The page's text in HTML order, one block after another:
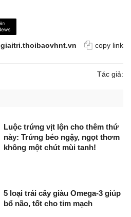
giaitri.thoibaovhnt.vn copy link
Tác giả:
Luộc trứng vịt lộn cho thêm thứ
này: Trứng béo ngậy, ngọt thơm
không một chút mùi tanh!
5 loại trái cây giàu Omega-3 giúp
bổ não, tốt cho tim mạch